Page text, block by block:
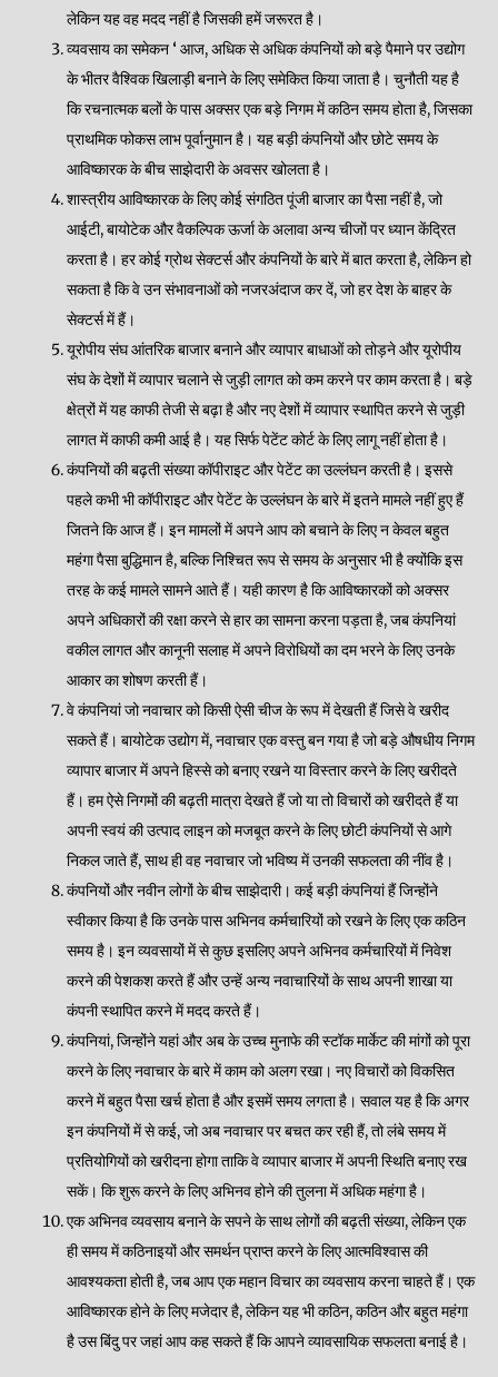
लेकिन यह वह मदद नहीं है जिसकी हमें जरूरत है।
व्यवसाय का समेकन ‘ आज, अधिक से अधिक कंपनियों को बड़े पैमाने पर उद्योग
के भीतर वैश्विक खिलाड़ी बनाने के लिए समेकित किया जाता है। चुनौती यह है
कि रचनात्मक बलों के पास अक्सर एक बड़े निगम में कठिन समय होता है, जिसका
प्राथमिक फोकस लाभ पूर्वानुमान है। यह बड़ी कंपनियों और छोटे समय के
आविष्कारक के बीच साझेदारी के अवसर खोलता है।
शास्त्रीय आविष्कारक के लिए कोई संगठित पूंजी बाजार का पैसा नहीं है, जो
आईटी, बायोटेक और वैकल्पिक ऊर्जा के अलावा अन्य चीजों पर ध्यान केंद्रित
करता है। हर कोई ग्रोथ सेक्टर्स और कंपनियों के बारे में बात करता है, लेकिन हो
सकता है कि वे उन संभावनाओं को नजरअंदाज कर दें, जो हर देश के बाहर के
सेक्टर्स में हैं।
यूरोपीय संघ आंतरिक बाजार बनाने और व्यापार बाधाओं को तोड़ने और यूरोपीय
संघ के देशों में व्यापार चलाने से जुड़ी लागत को कम करने पर काम करता है। बड़े
क्षेत्रों में यह काफी तेजी से बढ़ा है और नए देशों में व्यापार स्थापित करने से जुड़ी
लागत में काफी कमी आई है। यह सिर्फ पेटेंट कोर्ट के लिए लागू नहीं होता है।
कंपनियों की बढ़ती संख्या कॉपीराइट और पेटेंट का उल्लंघन करती है। इससे
पहले कभी भी कॉपीराइट और पेटेंट के उल्लंघन के बारे में इतने मामले नहीं हुए हैं
जितने कि आज हैं। इन मामलों में अपने आप को बचाने के लिए न केवल बहुत
महंगा पैसा बुद्धिमान है, बल्कि निश्चित रूप से समय के अनुसार भी है क्योंकि इस
तरह के कई मामले सामने आते हैं। यही कारण है कि आविष्कारकों को अक्सर
अपने अधिकारों की रक्षा करने से हार का सामना करना पड़ता है, जब कंपनियां
वकील लागत और कानूनी सलाह में अपने विरोधियों का दम भरने के लिए उनके
आकार का शोषण करती हैं।
वे कंपनियां जो नवाचार को किसी ऐसी चीज के रूप में देखती हैं जिसे वे खरीद
सकते हैं। बायोटेक उद्योग में, नवाचार एक वस्तु बन गया है जो बड़े औषधीय निगम
व्यापार बाजार में अपने हिस्से को बनाए रखने या विस्तार करने के लिए खरीदते
हैं। हम ऐसे निगमों की बढ़ती मात्रा देखते हैं जो या तो विचारों को खरीदते हैं या
अपनी स्वयं की उत्पाद लाइन को मजबूत करने के लिए छोटी कंपनियों से आगे
निकल जाते हैं, साथ ही वह नवाचार जो भविष्य में उनकी सफलता की नींव है।
कंपनियों और नवीन लोगों के बीच साझेदारी। कई बड़ी कंपनियां हैं जिन्होंने
स्वीकार किया है कि उनके पास अभिनव कर्मचारियों को रखने के लिए एक कठिन
समय है। इन व्यवसायों में से कुछ इसलिए अपने अभिनव कर्मचारियों में निवेश
करने की पेशकश करते हैं और उन्हें अन्य नवाचारियों के साथ अपनी शाखा या
कंपनी स्थापित करने में मदद करते हैं।
कंपनियां, जिन्होंने यहां और अब के उच्च मुनाफे की स्टॉक मार्केट की मांगों को पूरा
करने के लिए नवाचार के बारे में काम को अलग रखा। नए विचारों को विकसित
करने में बहुत पैसा खर्च होता है और इसमें समय लगता है। सवाल यह है कि अगर
इन कंपनियों में से कई, जो अब नवाचार पर बचत कर रही हैं, तो लंबे समय में
प्रतियोगियों को खरीदना होगा ताकि वे व्यापार बाजार में अपनी स्थिति बनाए रख
सकें। कि शुरू करने के लिए अभिनव होने की तुलना में अधिक महंगा है।
एक अभिनव व्यवसाय बनाने के सपने के साथ लोगों की बढ़ती संख्या, लेकिन एक
ही समय में कठिनाइयों और समर्थन प्राप्त करने के लिए आत्मविश्वास की
आवश्यकता होती है, जब आप एक महान विचार का व्यवसाय करना चाहते हैं। एक
आविष्कारक होने के लिए मजेदार है, लेकिन यह भी कठिन, कठिन और बहुत महंगा
है उस बिंदु पर जहां आप कह सकते हैं कि आपने व्यावसायिक सफलता बनाई है।